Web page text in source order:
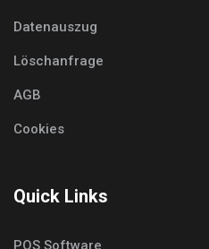
Datenauszug
Löschanfrage
AGB
Cookies
Quick Links
POS Software